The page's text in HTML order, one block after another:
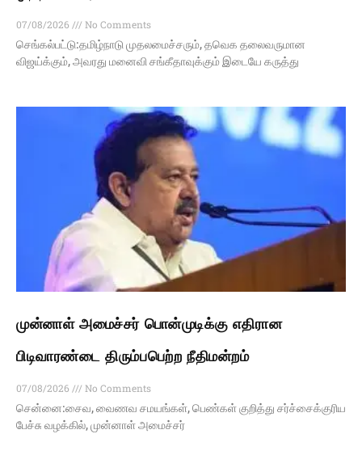
07/08/2026
No Comments
செங்கல்பட்டு:தமிழ்நாடு முதலமைச்சரும், தவெக தலைவருமான
விஜய்க்கும், அவரது மனைவி சங்கீதாவுக்கும் இடையே கருத்து
முன்னாள் அமைச்சர் பொன்முடிக்கு எதிரான
பிடிவாரண்டை திரும்பபெற்ற நீதிமன்றம்
07/08/2026
No Comments
சென்னை:சைவ, வைணவ சமயங்கள், பெண்கள் குறித்து சர்ச்சைக்குரிய
பேச்சு வழக்கில், முன்னாள் அமைச்சர்